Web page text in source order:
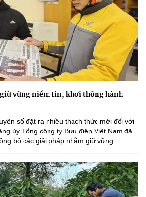
vững niềm tin, khơi thông hành
số đặt ra nhiều thách thức mới đối với
ủy Tổng công ty Bưu điện Việt Nam đã
bộ các giải pháp nhằm giữ vững...